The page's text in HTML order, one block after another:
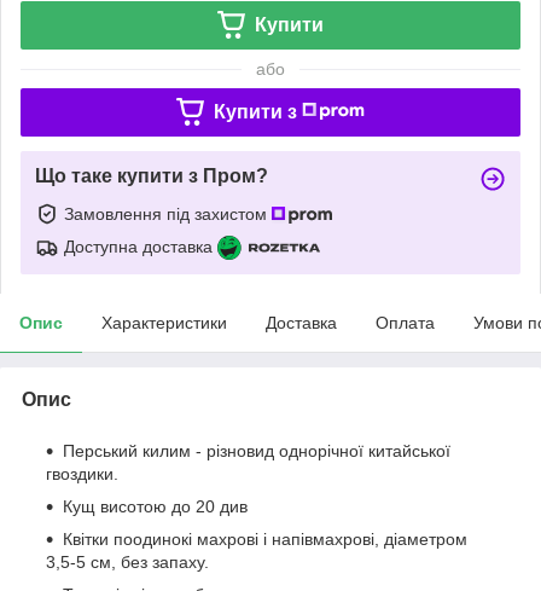
Купити
або
Купити з
Що таке купити з Пром?
Замовлення під захистом
Доступна доставка
Опис Характеристики Доставка Оплата Умови
Опис
Перський килим - різновид однорічної китайської
гвоздики.
Кущ висотою до 20 див
Квітки поодинокі махрові і напівмахрові, діаметром
3,5-5 см, без запаху.